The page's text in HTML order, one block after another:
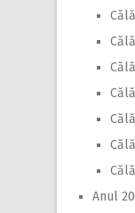
Anul